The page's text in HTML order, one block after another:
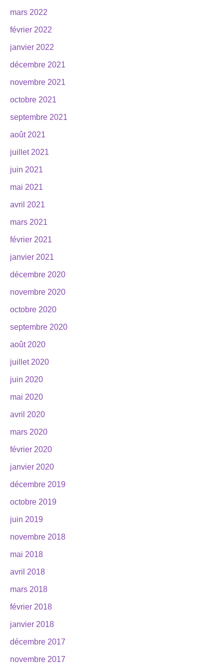
mars 2022
février 2022
janvier 2022
décembre 2021
novembre 2021
octobre 2021
septembre 2021
août 2021
juillet 2021
juin 2021
mai 2021
avril 2021
mars 2021
février 2021
janvier 2021
décembre 2020
novembre 2020
octobre 2020
septembre 2020
août 2020
juillet 2020
juin 2020
mai 2020
avril 2020
mars 2020
février 2020
janvier 2020
décembre 2019
octobre 2019
juin 2019
novembre 2018
mai 2018
avril 2018
mars 2018
février 2018
janvier 2018
décembre 2017
novembre 2017